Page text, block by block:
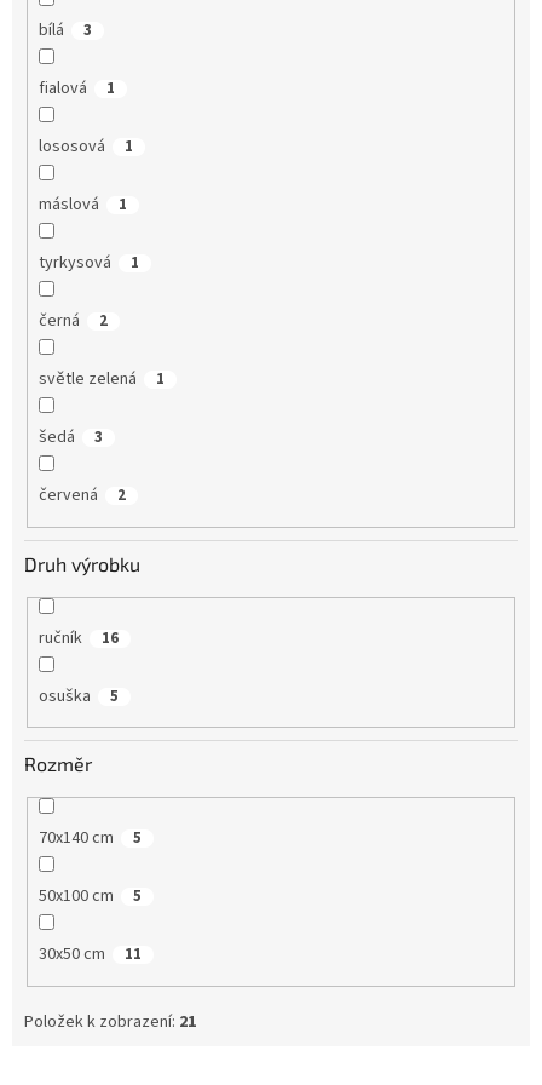
bílá 3
fialová 1
lososová 1
máslová 1
tyrkysová 1
černá 2
světle zelená 1
šedá 3
červená 2
Druh výrobku
ručník 16
osuška 5
Rozměr
70x140 cm 5
50x100 cm 5
30x50 cm 11
Položek k zobrazení: 21